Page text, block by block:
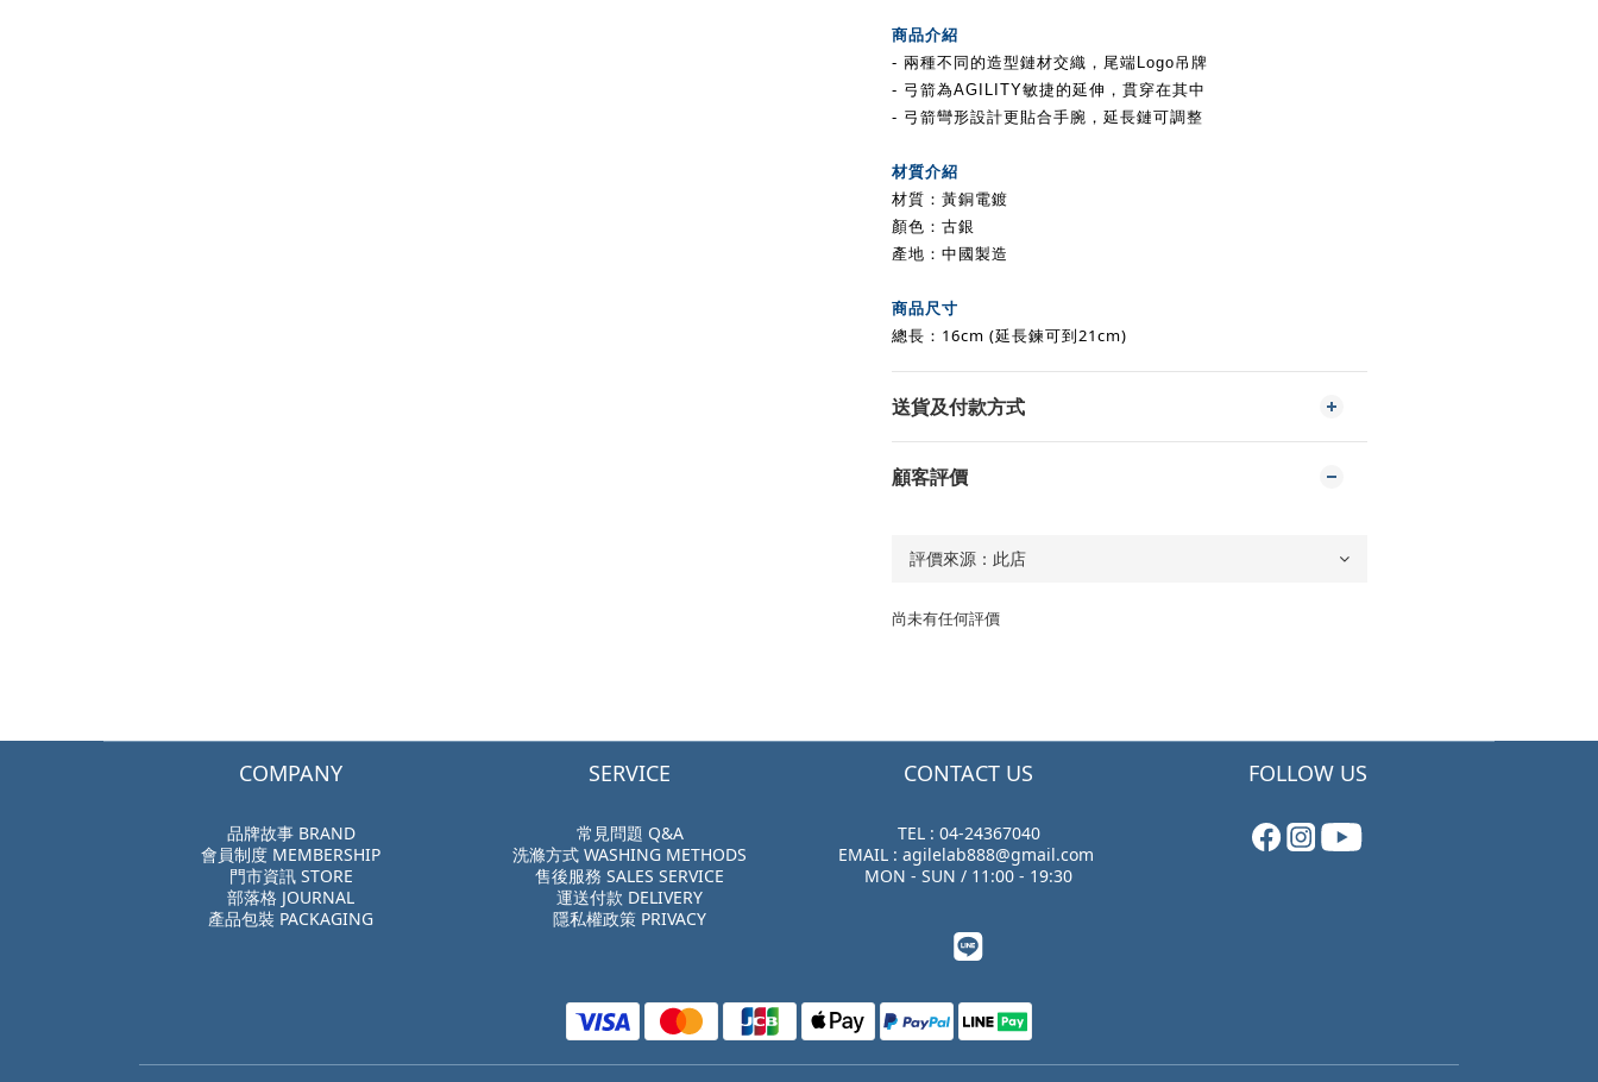
商品介紹
- 兩種不同的造型鏈材交織，尾端Logo吊牌
- 弓箭為AGILITY敏捷的延伸，貫穿在其中
- 弓箭彎形設計更貼合手腕，延長鏈可調整
材質介紹
材質 ：黃銅電鍍
顏色：古銀
產地：中國製造
商品尺寸
總長 ：16cm (延長鍊可到21cm)
送貨及付款方式
顧客評價
尚未有任何評價
COMPANY
品牌故事 BRAND
會員制度 MEMBERSHIP
門市資訊 STORE
部落格 JOURNAL
產品包裝 PACKAGING
SERVICE
常見問題 Q&A
洗滌方式 WASHING METHODS
售後服務 SALES SERVICE
運送付款 DELIVERY
隱私權政策 PRIVACY
CONTACT US
TEL : 04-24367040
EMAIL : agilelab888@gmail.com
MON - SUN / 11:00 - 19:30
FOLLOW US